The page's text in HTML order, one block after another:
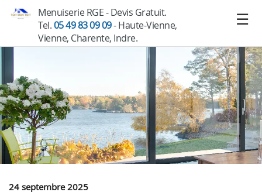
Menuiserie RGE - Devis Gratuit.
Tel.05 49 83 09 09- Haute-Vienne,
Vienne, Charente, Indre.
24 septembre 2025